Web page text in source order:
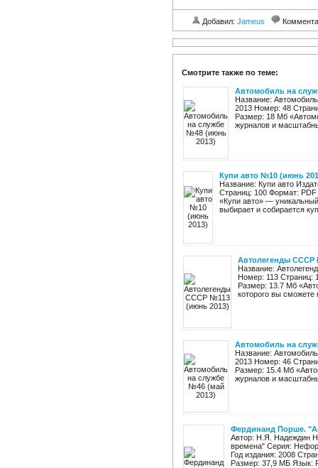
Добавил: Jameus
Смотрите также по теме:
Автомобиль на
Название:
2013 Номер: 48
Размер: 18 Мб
журналов и
Купи авто №10 (июнь
Название: Купи авто
Страниц: 100 Формат:
«Купи авто» —
выбирает и собирается
Автолегенды СССР
Название:
Номер: 113 Страниц:
Размер: 13.7 Мб
которого вы сможете
Автомобиль на
Название:
2013 Номер: 46
Размер: 15.4 Мб
журналов и
Фердинанд Порше.
Автор: Н.Я. Надеждин
времена" Серия:
Год издания: 2008
Размер: 37,9 МБ Язык: